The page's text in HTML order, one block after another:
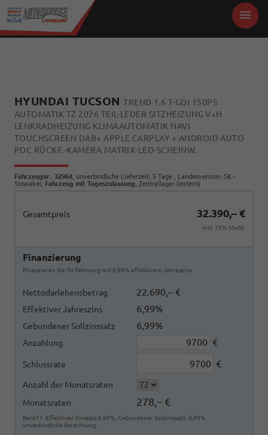
HYUNDAI TUCSONTREND 1.6 T-GDI 150PS
AUTOMATIK TZ 2026 TEIL-LEDER SITZHEIZUNG V+H
LENKRADHEIZUNG KLIMAAUTOMATIK NAVI
TOUCHSCREEN DAB+ APPLE CARPLAY + ANDROID AUTO
PDC RÜCKF.-KAMERA MATRIX-LED-SCHEINW.
Fahrzeugnr.: 32964 , unverbindliche Lieferzeit: 5 Tage , Landesversion: SK -
Slowakei, Fahrzeug mit Tageszulassung , Zentrallager (extern)
Gesamtpreis 32.390,– €
incl. 19% MwSt.
Finanzierung
Finanzieren Sie Ihr Fahrzeug mit 6,99% effektivem Jahreszins
Nettodarlehensbetrag 22.690,– €
Effektiver Jahreszins 6,99%
Gebundener Sollzinssatz 6,99%
Anzahlung €
Schlussrate €
Anzahl der Monatsraten
Monatsraten
278,– €
Bank11. Effektiver Zinssatz:6,99%, Gebundener Sollzinssatz: 6,99%
unverbindliche Berechnung